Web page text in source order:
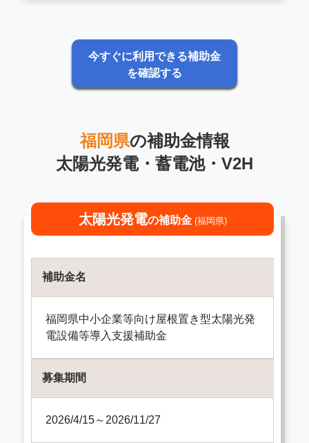
今すぐに利用できる補助金
を確認する
福岡県の補助金情報
太陽光発電・蓄電池・V2H
太陽光発電の補助金 (福岡県)
補助金名
福岡県中小企業等向け屋根置き型太陽光発
電設備等導入支援補助金
募集期間
2026/4/15～2026/11/27